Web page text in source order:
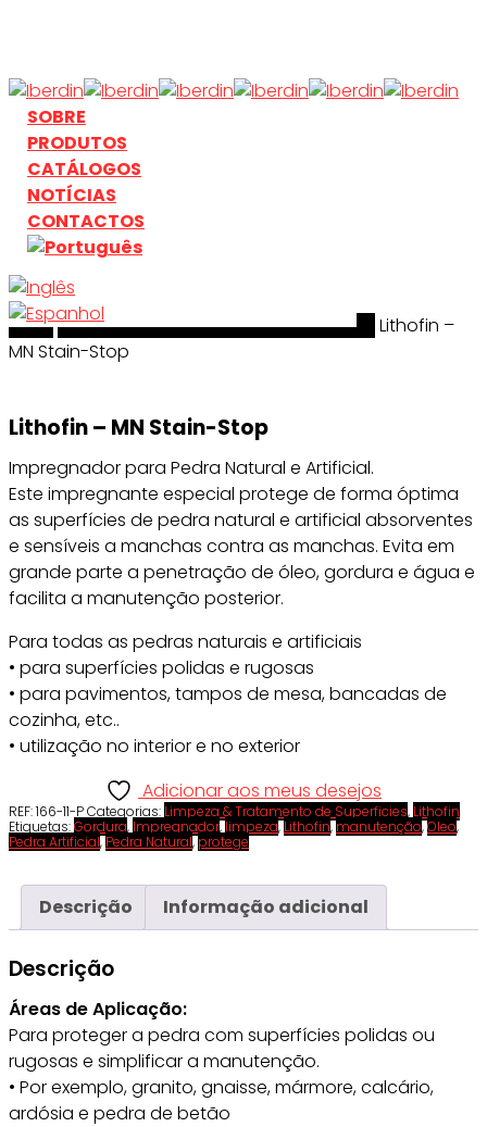
main
content
search
Menu
SOBRE
PRODUTOS
CATÁLOGOS
NOTÍCIAS
CONTACTOS
search
InícioLimpeza & Tratamento de Superficies
Lithofin –
MN Stain-Stop
Lithofin – MN Stain-Stop
Impregnador para Pedra Natural e Artificial.
Este impregnante especial protege de forma óptima
as superfícies de pedra natural e artificial absorventes
e sensíveis a manchas contra as manchas. Evita em
grande parte a penetração de óleo, gordura e água e
facilita a manutenção posterior.
Para todas as pedras naturais e artificiais
• para superfícies polidas e rugosas
• para pavimentos, tampos de mesa, bancadas de
cozinha, etc..
• utilização no interior e no exterior
Adicionar aos meus desejos
REF:166-11-PCategorias: Limpeza & Tratamento de Superficies, Lithofin
Etiquetas:Gordura, Impregnador,limpeza,Lithofin,manutenção,Oleo,
Pedra Artificial,Pedra Natural,protege
Descrição Informação adicional
Descrição
Áreas de Aplicação:
Para proteger a pedra com superfícies polidas ou
rugosas e simplificar a manutenção.
• Por exemplo, granito, gnaisse, mármore, calcário,
ardósia e pedra de betão